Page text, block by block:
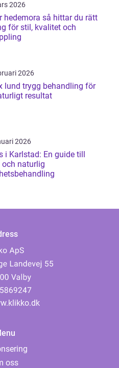
2026
så hittar du rätt
för stil, kvalitet och
2026
behandling för
resultat
2026
i Karlstad: En guide till
och naturlig
oss